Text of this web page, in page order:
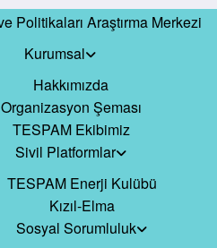
Kurumsal
Hakkımızda
Organizasyon Şeması
TESPAM Ekibimiz
Sivil Platformlar
TESPAM Enerji Kulübü
Kızıl-Elma
Sosyal Sorumluluk